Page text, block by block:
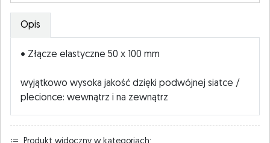
Opis
• Złącze elastyczne 50 x 100 mm
wyjątkowo wysoka jakość dzięki podwójnej siatce /
plecionce: wewnątrz i na zewnątrz